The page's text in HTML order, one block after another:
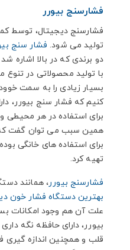
فشارسنج بیورر
فشارسنج دیجیتال، توسط
تولید می شود. فشار سنج
دو برندی که در بالا اشاره
با تولید محصولاتی در تنوع
بسیار زیادی را به سمت
کنیم که فشار سنج بیورر،
برای استفاده در هر محیطی
همین سبب می توان گفت که
برای استفاده های خانگی
تهیه کرد.
فشارسنج بیورر، همانند
بهترین دستگاه فشار خون
علت آن هم وجود امکانات
بیورر، دارای حافظه نگه
قلب و همچنین اندازه